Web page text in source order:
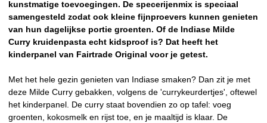
kunstmatige toevoegingen. De specerijenmix is speciaal
samengesteld zodat ook kleine fijnproevers kunnen genieten
van hun dagelijkse portie groenten. Of de Indiase Milde
Curry kruidenpasta echt kidsproof is? Dat heeft het
kinderpanel van Fairtrade Original voor je getest.
Met het hele gezin genieten van Indiase smaken? Dan zit je met
deze Milde Curry gebakken, volgens de 'currykeurdertjes', oftewel
het kinderpanel. De curry staat bovendien zo op tafel: voeg
groenten, kokosmelk en rijst toe, en je maaltijd is klaar. De